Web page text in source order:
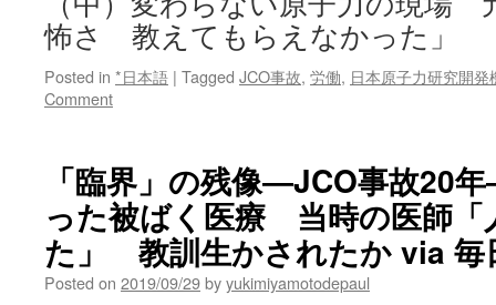
怖さ 教えてもらえなかった」
Posted in *日本語 | Tagged JCO事故, 労働, 日本原子力研究開
Comment
「臨界」の残像―JCO事故20
った被ばく医療 当時の医師「
た」 教訓生かされたか via 毎
Posted on 2019/09/29byyukimiyamotodepaul